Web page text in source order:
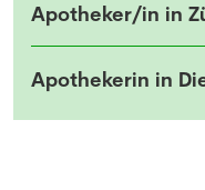
Apotheker/in in
Apothekerin in